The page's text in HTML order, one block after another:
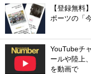
【登録無料
ポーツの「
YouTubeチ
ールや陸上
を動画で